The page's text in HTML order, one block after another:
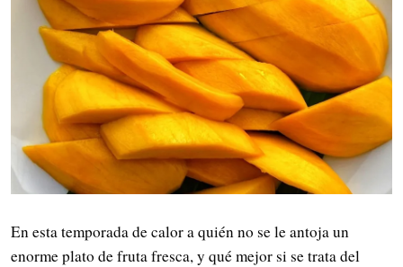
En esta temporada de calor a quién no se le antoja un
enorme plato de fruta fresca, y qué mejor si se trata del